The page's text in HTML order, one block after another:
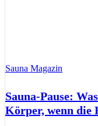
Sauna Magazin
Sauna-Pause:
Körper, wenn die